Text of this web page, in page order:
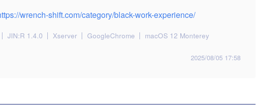
wrench-shift.com/category/black-work-experience/
JIN:R 1.4.0 Xserver GoogleChrome macOS 12 Monterey
2025/08/05 17:58